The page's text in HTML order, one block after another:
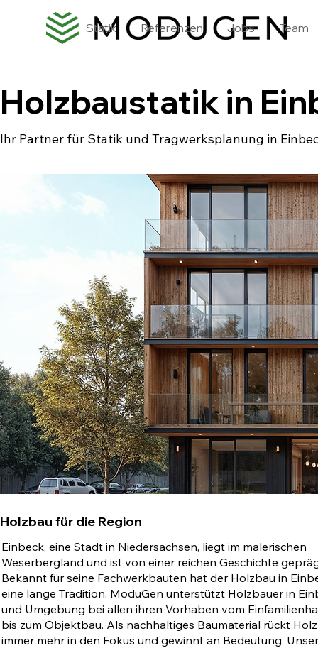
Statik Referenzen Jobs Team
Holzbaustatik in
Ihr Partner für Statik und Tragwerksplanung in
Holzbau für die Region
Einbeck, eine Stadt in Niedersachsen, liegt im malerischen
Weserbergland und ist von einer reichen Geschichte
Bekannt für seine Fachwerkbauten hat der Holzbau in
eine lange Tradition. ModuGen unterstützt Holzbauer in
und Umgebung bei allen ihren Vorhaben vom
bis zum Objektbau. Als nachhaltiges Baumaterial rückt Holz
immer mehr in den Fokus und gewinnt an Bedeutung. Unser